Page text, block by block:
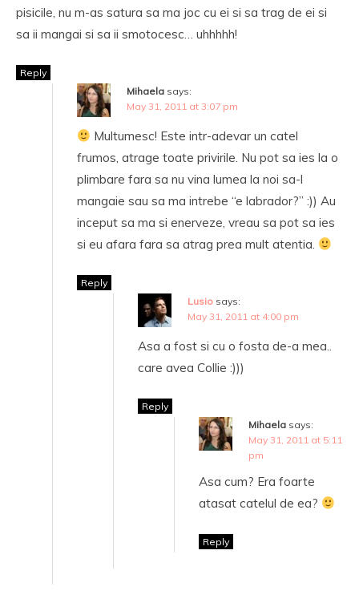
pisicile, nu m-as satura sa ma joc cu ei si sa trag de ei si
sa ii mangai si sa ii smotocesc… uhhhhh!
Reply
Mihaela says:
May 31, 2011 at 3:07 pm
Multumesc! Este intr-adevar un catel
frumos, atrage toate privirile. Nu pot sa ies la o
plimbare fara sa nu vina lumea la noi sa-l
mangaie sau sa ma intrebe “e labrador?” :)) Au
inceput sa ma si enerveze, vreau sa pot sa ies
si eu afara fara sa atrag prea mult atentia.
Reply
Lusio says:
May 31, 2011 at 4:00 pm
Asa a fost si cu o fosta de-a mea..
care avea Collie :)))
Reply
Mihaela says:
May 31, 2011 at 5:11
pm
Asa cum? Era foarte
atasat catelul de ea?
Reply